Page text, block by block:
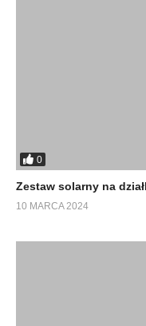
0
Zestaw solarny na
10 MARCA 2024